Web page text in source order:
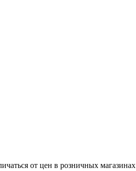
от цен в розничных магазинах